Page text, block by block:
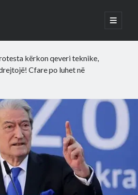
open
primary
kërkon qeveri teknike,
Cfare po luhet në